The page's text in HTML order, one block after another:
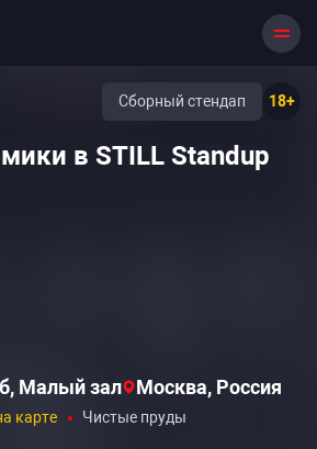
18+
Сборный стендап
в STILL Standup
Малый зал Москва, Россия
карте Чистые пруды